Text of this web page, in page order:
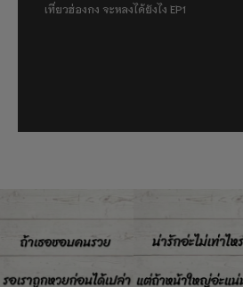
เที่ยวฮ่องกง จะหลงได้ยังไง EP1